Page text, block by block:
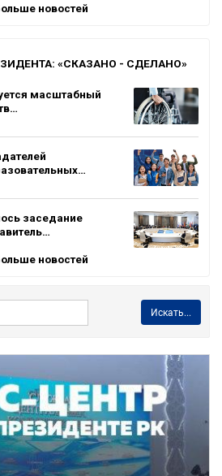
новостей
«СКАЗАНО - СДЕЛАНО»
масштабный
заседание
новостей
Искать...